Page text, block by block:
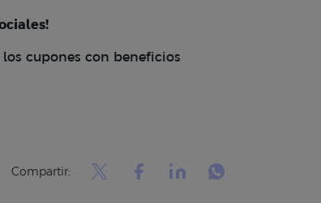
cupones con beneficios
Compartir: